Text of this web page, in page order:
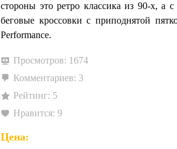
стороны это ретро классика из 90-х, а
беговые кроссовки с приподнятой
Performance.
Просмотров: 1674
Комментариев: 3
Рейтинг: 5
Нравится: 9
Цена: